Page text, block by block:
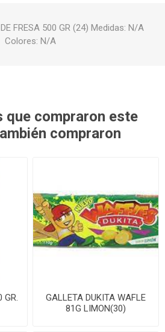
FRESA 500 GR (24) Medidas: N/A
Colores: N/A
que compraron este
compraron
GR.
GALLETA DUKITA WAFLE
81G LIMON(30)